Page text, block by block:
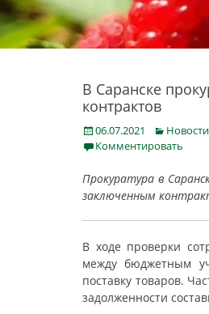
В Саранске
контрактов
Posted
on
06.07.2021 Categories
Комментировать
Прокуратура в
заключенным
В ходе проверки
между бюджетным
поставку товаров.
задолженности